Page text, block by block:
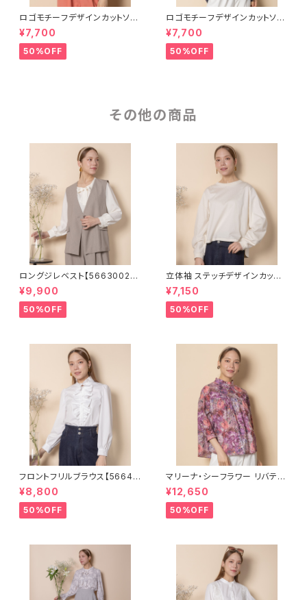
ロゴモチーフデザインカットソー
【8260102】
¥7,700
50%OFF
ロゴモチーフデザインカットソー
【8260102】
¥7,700
50%OFF
その他の商品
ロングジレベスト【5663002】S
ET可
¥9,900
50%OFF
立体袖 ステッチデザインカットソ
ー【8260002】
¥7,150
50%OFF
フロントフリルブラウス【56640
02】
¥8,800
50%OFF
マリーナ・シーフラワー リバティ
ブラウス【5664103】
¥12,650
50%OFF